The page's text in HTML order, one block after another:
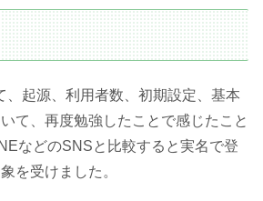
起源、利用者数、初期設定、基本
て、再度勉強したことで感じたこと
などのSNSと比較すると実名で登
を受けました。